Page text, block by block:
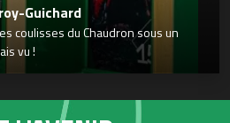
Guichard
coulisses du Chaudron sous un
vu !